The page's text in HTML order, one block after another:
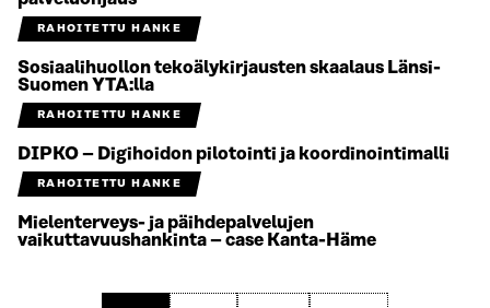
RAHOITETTU HANKE
Sosiaalihuollon tekoälykirjausten skaalaus Länsi-
Suomen YTA:lla
RAHOITETTU HANKE
DIPKO – Digihoidon pilotointi ja koordinointimalli
RAHOITETTU HANKE
Mielenterveys- ja päihdepalvelujen
vaikuttavuushankinta – case Kanta-Häme